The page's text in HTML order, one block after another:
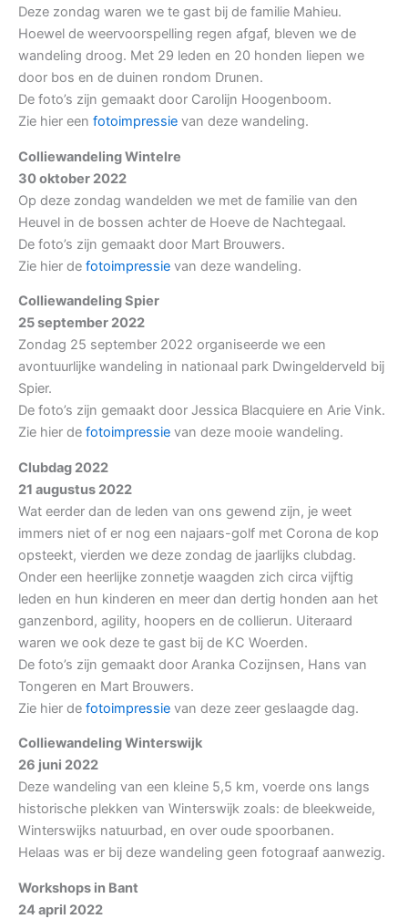
Deze zondag waren we te gast bij de familie Mahieu.
Hoewel de weervoorspelling regen afgaf, bleven we de
wandeling droog. Met 29 leden en 20 honden liepen we
door bos en de duinen rondom Drunen.
De foto’s zijn gemaakt door Carolijn Hoogenboom.
Zie hier een fotoimpressie van deze wandeling.
Colliewandeling Wintelre
30 oktober 2022
Op deze zondag wandelden we met de familie van den
Heuvel in de bossen achter de Hoeve de Nachtegaal.
De foto’s zijn gemaakt door Mart Brouwers.
Zie hier de fotoimpressie van deze wandeling.
Colliewandeling Spier
25 september 2022
Zondag 25 september 2022 organiseerde we een
avontuurlijke wandeling in nationaal park Dwingelderveld bij
Spier.
De foto’s zijn gemaakt door Jessica Blacquiere en Arie Vink.
Zie hier de fotoimpressie van deze mooie wandeling.
Clubdag 2022
21 augustus 2022
Wat eerder dan de leden van ons gewend zijn, je weet
immers niet of er nog een najaars-golf met Corona de kop
opsteekt, vierden we deze zondag de jaarlijks clubdag.
Onder een heerlijke zonnetje waagden zich circa vijftig
leden en hun kinderen en meer dan dertig honden aan het
ganzenbord, agility, hoopers en de collierun. Uiteraard
waren we ook deze te gast bij de KC Woerden.
De foto’s zijn gemaakt door Aranka Cozijnsen, Hans van
Tongeren en Mart Brouwers.
Zie hier de fotoimpressie van deze zeer geslaagde dag.
Colliewandeling Winterswijk
26 juni 2022
Deze wandeling van een kleine 5,5 km, voerde ons langs
historische plekken van Winterswijk zoals: de bleekweide,
Winterswijks natuurbad, en over oude spoorbanen.
Helaas was er bij deze wandeling geen fotograaf aanwezig.
Workshops in Bant
24 april 2022